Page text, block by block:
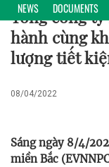
NEWS
DOCUMENTS
Tổng công
hành cùng
lượng tiết
08/04/2022
Sáng ngày 8/4/
miền Bắc